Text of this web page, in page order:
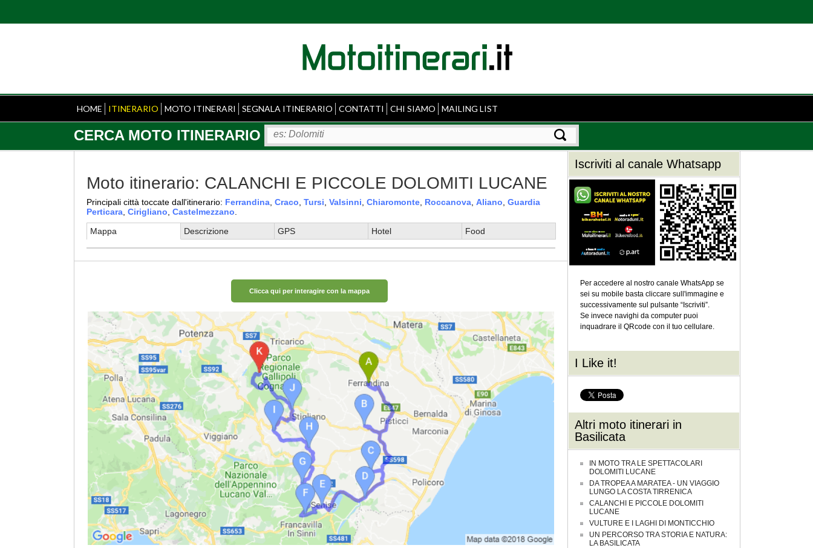
HOME ITINERARIO MOTO ITINERARI SEGNALA ITINERARIO CONTATTI CHI SIAMO MAILING LIST
CERCA MOTO ITINERARIO
Moto itinerario: CALANCHI E PICCOLE DOLOMITI LUCANE
Principali città toccate dall'itinerario: Ferrandina Craco Tursi Valsinni Chiaromonte Roccanova Aliano Guardia
Perticara Cirigliano Castelmezzano
Mappa
Descrizione GPS Hotel Food
Clicca qui per interagire con la mappa
Iscriviti al canale Whatsapp
Per accedere al nostro canale WhatsApp se
sei su mobile basta cliccare sull'immagine e
successivamente sul pulsante “Iscriviti”.
Se invece navighi da computer puoi
inquadrare il QRcode con il tuo cellulare.
I Like it!
Altri moto itinerari in
Basilicata
IN MOTO TRA LE SPETTACOLARI
DOLOMITI LUCANE
DA TROPEA A MARATEA - UN VIAGGIO
LUNGO LA COSTA TIRRENICA
CALANCHI E PICCOLE DOLOMITI
LUCANE
VULTURE E I LAGHI DI MONTICCHIO
UN PERCORSO TRA STORIA E NATURA:
LA BASILICATA